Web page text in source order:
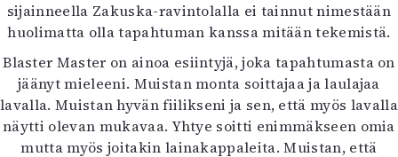
sijainneella Zakuska-ravintolalla ei tainnut nimestään
huolimatta olla tapahtuman kanssa mitään tekemistä.
Blaster Master on ainoa esiintyjä, joka tapahtumasta on
jäänyt mieleeni. Muistan monta soittajaa ja laulajaa
lavalla. Muistan hyvän fiilikseni ja sen, että myös lavalla
näytti olevan mukavaa. Yhtye soitti enimmäkseen omia
mutta myös joitakin lainakappaleita. Muistan, että